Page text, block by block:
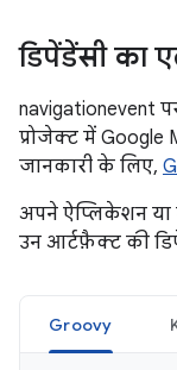
डिपेंडेंसी का
navigationevent
प्रोजेक्ट में Google
जानकारी के लिए,
अपने ऐप्लिकेशन या
उन आर्टफ़ैक्ट की
Groovy